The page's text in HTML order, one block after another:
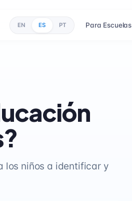
EN ES PT Para Escuelas
los niños a identificar y